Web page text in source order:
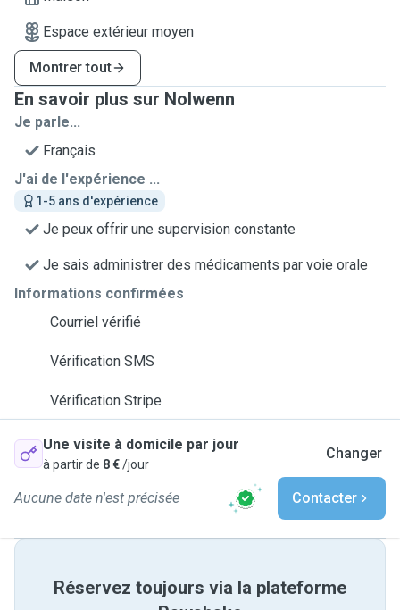
Espace extérieur moyen
Montrer tout
En savoir plus sur Nolwenn
Je parle...
Français
J'ai de l'expérience ...
1-5 ans d'expérience
Je peux offrir une supervision constante
Je sais administrer des médicaments par voie orale
Informations confirmées
Courriel vérifié
Vérification SMS
Vérification Stripe
Une visite à domicile par jour
à partir de 8 €/jour
Changer
Aucune date n'est précisée Contacter
Réservez toujours via la plateforme